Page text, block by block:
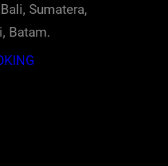
Sumatera,
Batam.